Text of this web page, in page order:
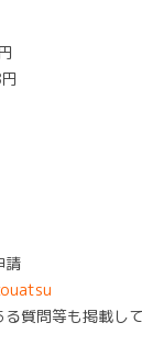
請
質問等も掲載して